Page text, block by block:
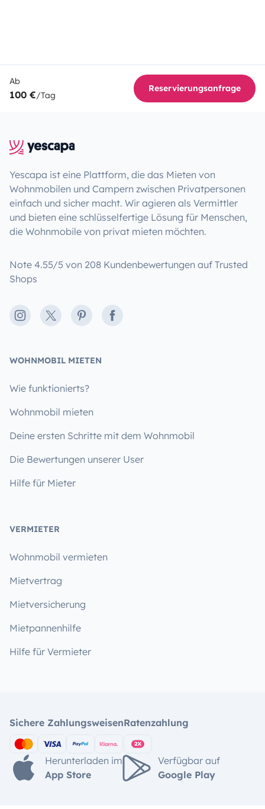
Ab
100 €/Tag
Reservierungsanfrage
Yescapa ist eine Plattform, die das Mieten von
Wohnmobilen und Campern zwischen Privatpersonen
einfach und sicher macht. Wir agieren als Vermittler
und bieten eine schlüsselfertige Lösung für Menschen,
die Wohnmobile von privat mieten möchten.
Note 4.55/5 von 208 Kundenbewertungen auf Trusted
Shops
Instagram
X PinterestFacebook
WOHNMOBIL MIETEN
Wie funktionierts?
Wohnmobil mieten
Deine ersten Schritte mit dem Wohnmobil
Die Bewertungen unserer User
Hilfe für Mieter
VERMIETER
Wohnmobil vermieten
Mietvertrag
Mietversicherung
Mietpannenhilfe
Hilfe für Vermieter
Sichere ZahlungsweisenRatenzahlung
Herunterladen im
App Store
Verfügbar auf
Google Play